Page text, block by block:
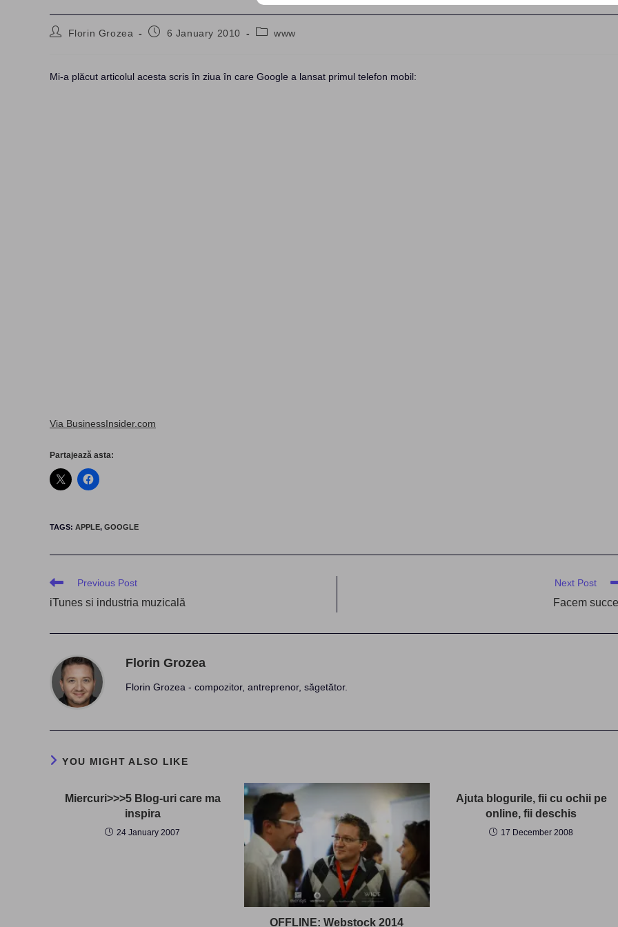
PostFlorin Grozea
Post6 January 2010
Postwww
Mi-a plăcut articolul acesta scris în ziua în care Google a lansat primul telefon mobil:
Via BusinessInsider.com
Partajează asta:
TAGS: APPLE, GOOGLE
Read
articles
Previous Post
iTunes si industria muzicală
Next Post
Facem
Florin Grozea
Florin Grozea - compozitor, antreprenor, săgetător.
YOU MIGHT ALSO LIKE
Miercuri>>>5 Blog-uri care ma
inspira
24 January 2007
OFFLINE: Webstock 2014
Ajuta blogurile, fii cu ochii pe
online, fii deschis
17 December 2008